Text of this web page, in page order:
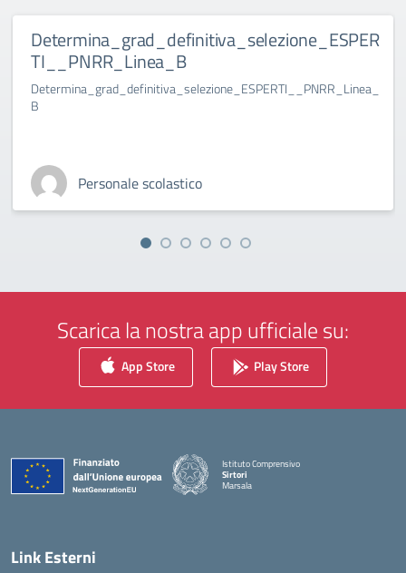
Determina_grad_definitiva_selezione_ESPER
TI__PNRR_Linea_B
Determina_grad_definitiva_selezione_ESPERTI__PNRR_Linea_
B
Personale scolastico
Scarica la nostra app ufficiale su:
App Store Play Store
Istituto Comprensivo
Sirtori
Marsala
Link Esterni